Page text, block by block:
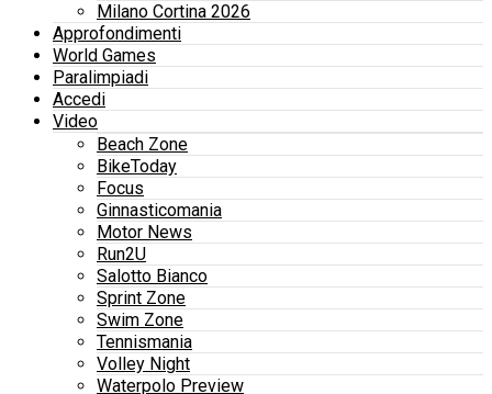
Milano Cortina 2026
Approfondimenti
World Games
Paralimpiadi
Accedi
Video
Beach Zone
BikeToday
Focus
Ginnasticomania
Motor News
Run2U
Salotto Bianco
Sprint Zone
Swim Zone
Tennismania
Volley Night
Waterpolo Preview